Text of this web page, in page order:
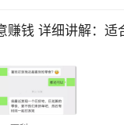
赚钱 详细讲解：适